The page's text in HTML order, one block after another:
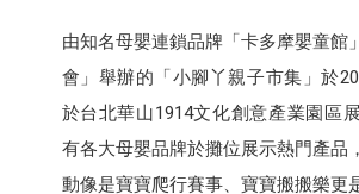
由知名母嬰連鎖品牌「卡多摩嬰童館
會」舉辦的「小腳丫親子市集」於
於台北華山1914文化創意產業園區
有各大母嬰品牌於攤位展示熱門產品
動像是寶寶爬行賽事、寶寶搬搬樂更